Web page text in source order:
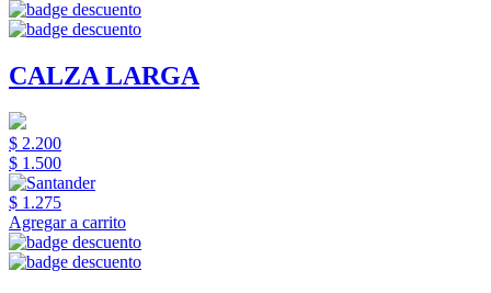
CALZA LARGA
$ 2.200
$ 1.500
$ 1.275
Agregar a carrito